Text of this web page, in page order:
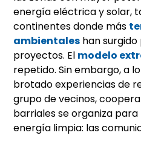
energía eléctrica y solar,
continentes donde más
ambientales han
proyectos. El modelo
repetido. Sin embargo, a
brotado experiencias de
grupo de vecinos,
barriales se organiza
energía limpia: las